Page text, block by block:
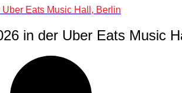
Eats Music Hall, Berlin
in der Uber Eats Music